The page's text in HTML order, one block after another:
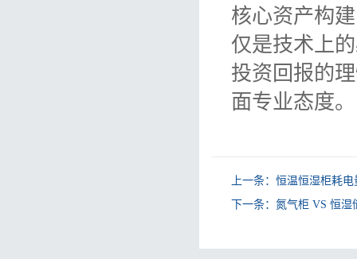
核心资产构
仅是技术上
投资回报的
面专业态度。
上一条： 恒温恒湿柜耗
下一条： 氮气柜 VS 恒湿